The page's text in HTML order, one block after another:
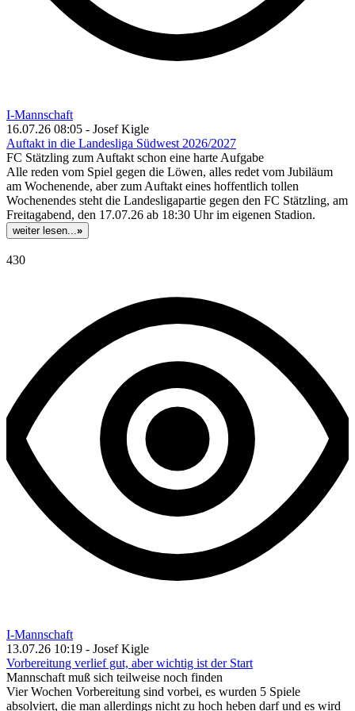
I-Mannschaft
16.07.26 08:05 - Josef Kigle
Auftakt in die Landesliga Südwest 2026/2027
FC Stätzling zum Auftakt schon eine harte Aufgabe
Alle reden vom Spiel gegen die Löwen, alles redet vom Jubiläum
am Wochenende, aber zum Auftakt eines hoffentlich tollen
Wochenendes steht die Landesligapartie gegen den FC Stätzling, am
Freitagabend, den 17.07.26 ab 18:30 Uhr im eigenen Stadion.
weiter lesen...»
430
I-Mannschaft
13.07.26 10:19 - Josef Kigle
Vorbereitung verlief gut, aber wichtig ist der Start
Mannschaft muß sich teilweise noch finden
Vier Wochen Vorbereitung sind vorbei, es wurden 5 Spiele
absolviert, die man allerdings nicht zu hoch heben darf und es wird